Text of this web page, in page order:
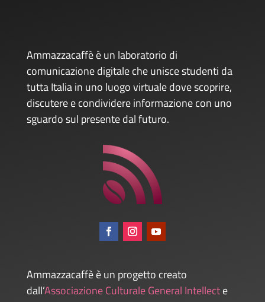
Ammazzacaffè è un laboratorio di
comunicazione digitale che unisce studenti da
tutta Italia in uno luogo virtuale dove scoprire,
discutere e condividere informazione con uno
sguardo sul presente dal futuro.
Ammazzacaffè è un progetto creato
dall’Associazione Culturale General Intellecte